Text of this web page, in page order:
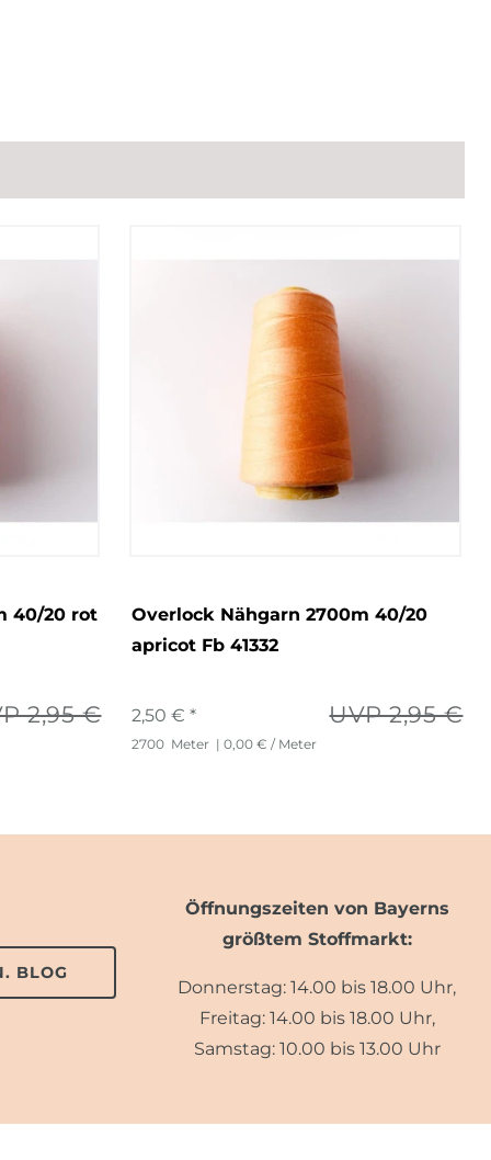
40/20 rot
2,95 €
Overlock Nähgarn 2700m 40/20
apricot Fb 41332
UVP 2,95 €
2,50 € *
2700 Meter | 0,00 € / Meter
BLOG
Öffnungszeiten von Bayerns
größtem Stoffmarkt:
Donnerstag: 14.00 bis 18.00 Uhr,
Freitag: 14.00 bis 18.00 Uhr,
Samstag: 10.00 bis 13.00 Uhr